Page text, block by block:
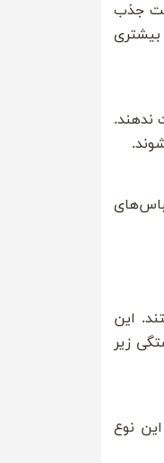
جذب
بیشتری
ندهند.
این
زیر
نوع